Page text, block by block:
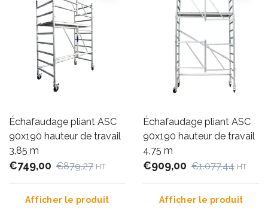
Échafaudage pliant ASC
90x190 hauteur de travail
3,85 m
€749,00 €879,27 HT
Afficher le produit
Échafaudage pliant ASC
90x190 hauteur de travail
4,75 m
€909,00 €1.077,44 HT
Afficher le produit